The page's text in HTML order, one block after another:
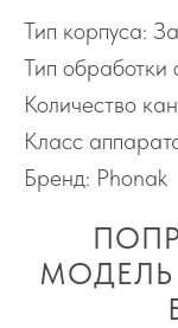
Тип корпуса:
Тип
Количество
Класс
Бренд: Phonak
МОДЕЛЬ